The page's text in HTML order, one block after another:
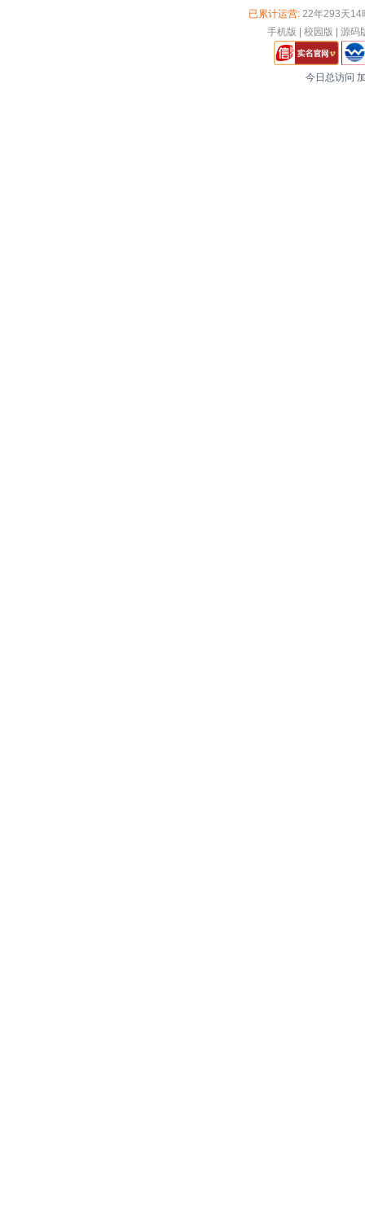
已累计运营: 22年293天14
手机版
校园版 源码
今日总访问